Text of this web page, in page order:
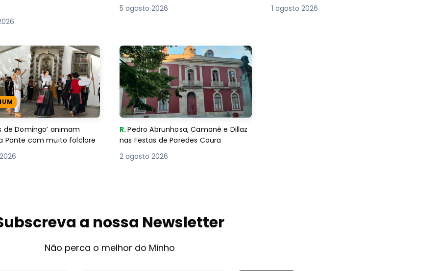
5 agosto 2026
1 agosto 2026
de Domingo’ animam
Ponte com muito folclore
R.Pedro Abrunhosa, Camané e Dillaz
nas Festas de Paredes Coura
2 agosto 2026
a nossa Newsletter
Não perca o melhor do Minho